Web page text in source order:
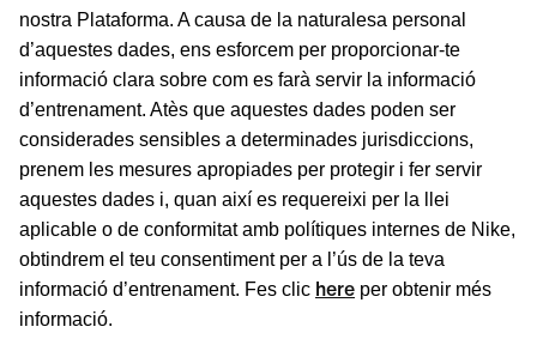
nostra Plataforma. A causa de la naturalesa personal
d’aquestes dades, ens esforcem per proporcionar-te
informació clara sobre com es farà servir la informació
d’entrenament. Atès que aquestes dades poden ser
considerades sensibles a determinades jurisdiccions,
prenem les mesures apropiades per protegir i fer servir
aquestes dades i, quan així es requereixi per la llei
aplicable o de conformitat amb polítiques internes de Nike,
obtindrem el teu consentiment per a l’ús de la teva
informació d’entrenament. Fes clic here per obtenir més
informació.